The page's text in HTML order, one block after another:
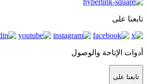
تابعنا على
أدوات الإتاحة والوصول
تابعنا على